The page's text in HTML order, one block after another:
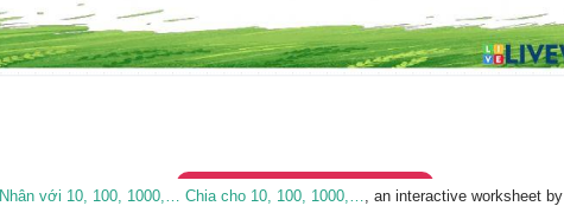
Nhân với 10, 100, 1000,… Chia cho 10, 100, 1000,… , an interactive worksheet by